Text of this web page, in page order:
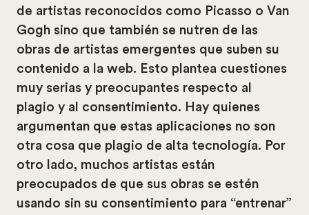
de artistas reconocidos como Picasso o Van
Gogh sino que también se nutren de las
obras de artistas emergentes que suben su
contenido a la web. Esto plantea cuestiones
muy serias y preocupantes respecto al
plagio y al consentimiento. Hay quienes
argumentan que estas aplicaciones no son
otra cosa que plagio de alta tecnología. Por
otro lado, muchos artistas están
preocupados de que sus obras se estén
usando sin su consentimiento para “entrenar”